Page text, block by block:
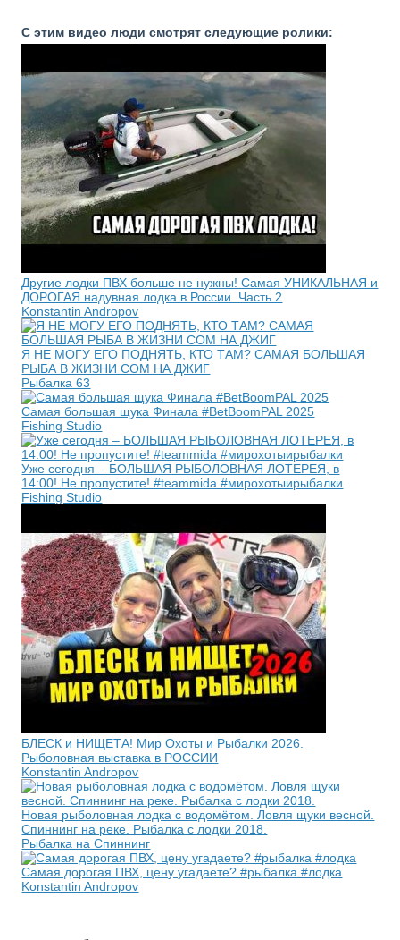
С этим видео люди смотрят следующие ролики:
Другие лодки ПВХ больше не нужны! Самая УНИКАЛЬНАЯ и
ДОРОГАЯ надувная лодка в России. Часть 2
Konstantin Andropov
Я НЕ МОГУ ЕГО ПОДНЯТЬ, КТО ТАМ? САМАЯ БОЛЬШАЯ
РЫБА В ЖИЗНИ СОМ НА ДЖИГ
Рыбалка 63
Самая большая щука Финала #BetBoomPAL 2025
Fishing Studio
Уже сегодня – БОЛЬШАЯ РЫБОЛОВНАЯ ЛОТЕРЕЯ, в
14:00! Не пропустите! #teammida #мирохотыирыбалки
Fishing Studio
БЛЕСК и НИЩЕТА! Мир Охоты и Рыбалки 2026.
Рыболовная выставка в РОССИИ
Konstantin Andropov
Новая рыболовная лодка с водомётом. Ловля щуки весной.
Спиннинг на реке. Рыбалка с лодки 2018.
Рыбалка на Спиннинг
Самая дорогая ПВХ, цену угадаете? #рыбалка #лодка
Konstantin Andropov